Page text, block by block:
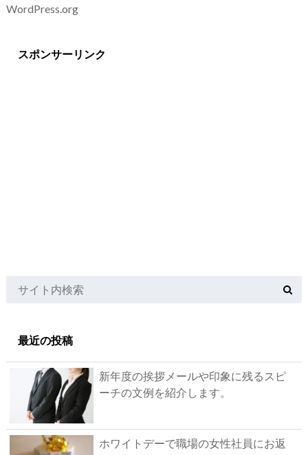
WordPress.org
スポンサーリンク
最近の投稿
新年度の挨拶メールや印象に残るスピ
ーチの文例を紹介します。
ホワイトデーで職場の女性社員にお返